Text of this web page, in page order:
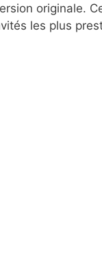
originale.
les plus